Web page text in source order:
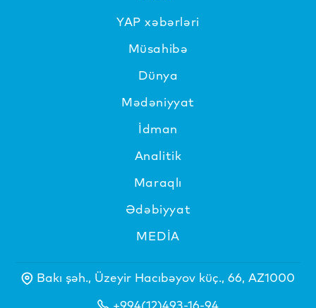
YAP xəbərləri
Müsahibə
Dünya
Mədəniyyat
İdman
Analitik
Maraqlı
Ədəbiyyat
MEDİA
Bakı şəh., Üzeyir Hacıbəyov küç., 66, AZ1000
+994(12)493-16-94